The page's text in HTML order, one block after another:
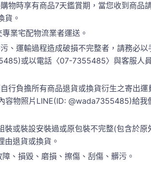
物時享有商品7天鑑賞期，當您收到商品
貨。
業宅配物流業者運送。
、運輸過程造成破損不完整者，請務必
或以電話〈07-7355485〉與客服人
行負擔所有商品退貨或換貨衍生之寄出
容物照片LINE(ID: @wada7355485)給我
或裝設安裝過或原包裝不完整(包含於
由退貨或換貨。
、損毀、磨損、擦傷、刮傷、髒污。